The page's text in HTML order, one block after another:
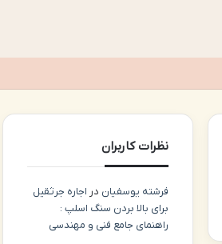
نظرات کاربران
فرشته یوسفیان در اجاره جرثقیل
برای بالا بردن سنگ اسلپ :
راهنمای جامع فنی و مهندسی